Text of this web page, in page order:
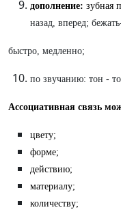
дополнение: зубная
назад, вперед;
быстро, медленно;
по звучанию: тон -
Ассоциативная связь
цвету;
форме;
действию;
материалу;
количеству;